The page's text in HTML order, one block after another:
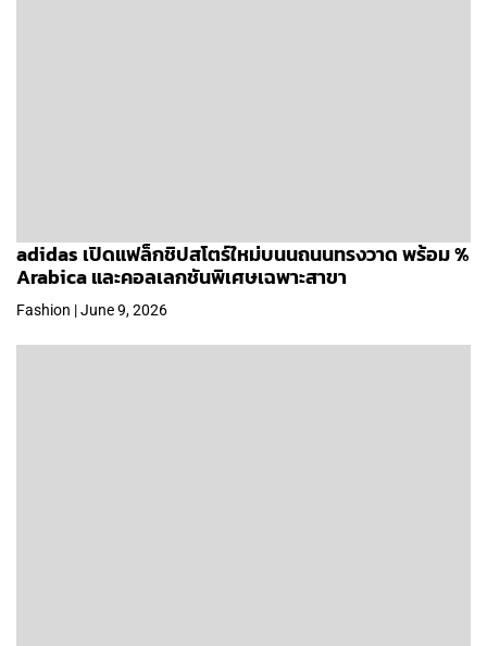
adidas เปิดแฟล็กชิปสโตร์ใหม่บนนถนนทรงวาด พร้อม %
Arabica และคอลเลกชันพิเศษเฉพาะสาขา
Fashion | June 9, 2026